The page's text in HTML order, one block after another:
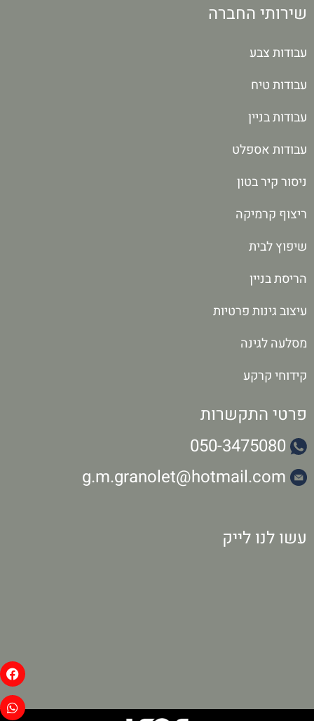
שירותי החברה
עבודות צבע
עבודות טיח
עבודות בניין
עבודות אספלט
ניסור קיר בטון
ריצוף קרמיקה
שיפוץ לבית
הריסת בניין
עיצוב גינות פרטיות
מסלעה לגינה
קידוחי קרקע
פרטי התקשרות
050-3475080
g.m.granolet@hotmail.com
עשו לנו לייק